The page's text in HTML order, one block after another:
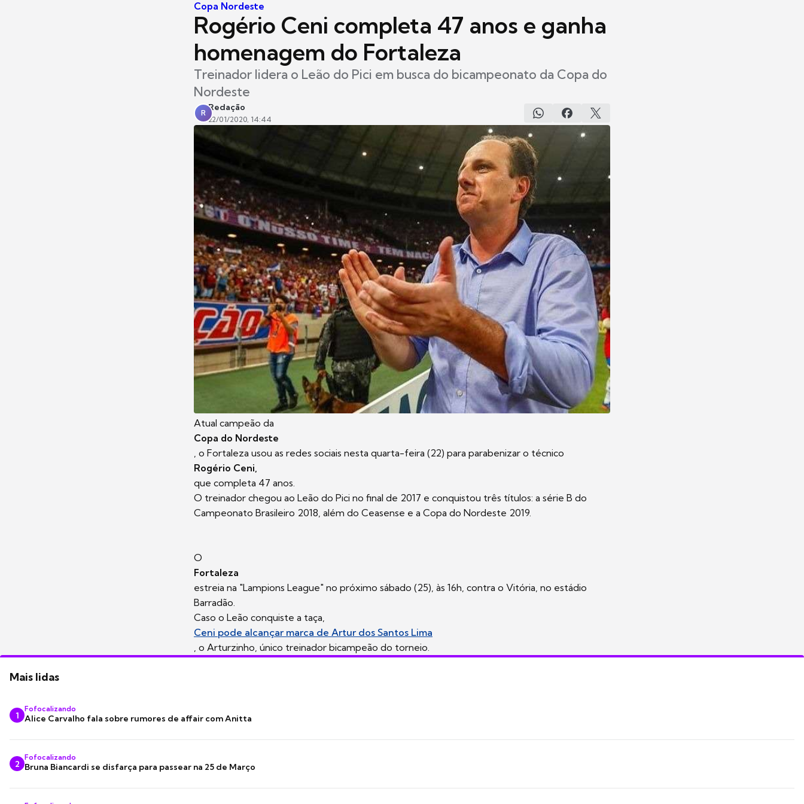
Copa Nordeste
Rogério Ceni completa 47 anos e ganha
homenagem do Fortaleza
Treinador lidera o Leão do Pici em busca do bicampeonato da Copa do
Nordeste
R
Redação
22/01/2020, 14:44
Atual campeão da
Copa do Nordeste
, o Fortaleza usou as redes sociais nesta quarta-feira (22) para parabenizar o técnico
Rogério Ceni,
que completa 47 anos.
O treinador chegou ao Leão do Pici no final de 2017 e conquistou três títulos: a série B do
Campeonato Brasileiro 2018, além do Ceasense e a Copa do Nordeste 2019.
O
Fortaleza
estreia na "Lampions League" no próximo sábado (25), às 16h, contra o Vitória, no estádio
Barradão.
Caso o Leão conquiste a taça,
Ceni pode alcançar marca de Artur dos Santos Lima
, o Arturzinho, único treinador bicampeão do torneio.
Mais lidas
1
Fofocalizando
Alice Carvalho fala sobre rumores de affair com Anitta
2
Fofocalizando
Bruna Biancardi se disfarça para passear na 25 de Março